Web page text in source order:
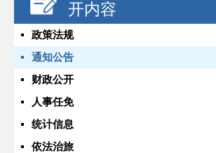
开内容
政策法规
通知公告
财政公开
人事任免
统计信息
依法治旅